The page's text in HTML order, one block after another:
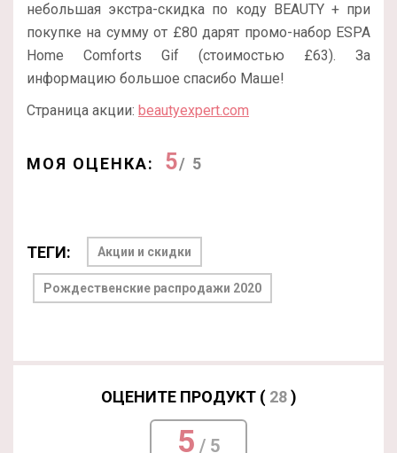
небольшая экстра-скидка по коду BEAUTY + при
покупке на сумму от £80 дарят промо-набор ESPA
Home Comforts Gif (стоимостью £63). За
информацию большое спасибо Маше!
Страница акции: beautyexpert.com
МОЯ ОЦЕНКА: 5/ 5
ТЕГИ: Акции и скидки
Рождественские распродажи 2020
ОЦЕНИТЕ ПРОДУКТ ( 28)
5 / 5